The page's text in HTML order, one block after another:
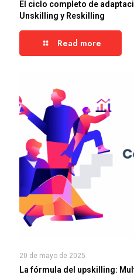
El ciclo completo de
Unskilling y Reskilling
Read more
20 de mayo de 2025
La fórmula del upskilling: